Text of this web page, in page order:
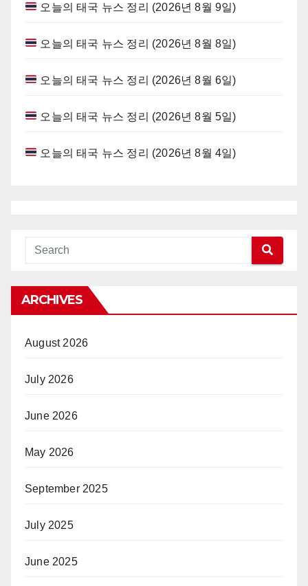
오늘의 태국 뉴스 정리 (2026년 8월 9일)
오늘의 태국 뉴스 정리 (2026년 8월 8일)
오늘의 태국 뉴스 정리 (2026년 8월 6일)
오늘의 태국 뉴스 정리 (2026년 8월 5일)
오늘의 태국 뉴스 정리 (2026년 8월 4일)
ARCHIVES
August 2026
July 2026
June 2026
May 2026
September 2025
July 2025
June 2025